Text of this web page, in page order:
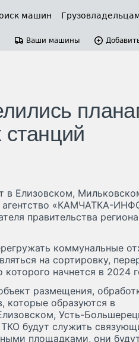
машин
Ваши машины
в Елизовском,
агентство «КАМЧАТКА-
правительства
коммунальные
на сортировку,
начнется в 2024
размещения,
которые образуются в
Усть-
будут служить
площадками, они